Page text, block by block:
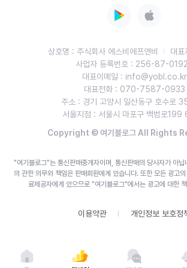
상호명 : 주식회사 에스비에프앤비
대
사업자 등록번호 : 256-87-
대표이메일 : info@yobl.co.kr
대표전화 : 070-7587-0933
주소 : 경기 고양시 일산동구 호수로
서울지점 : 서울시 마포구 백범로199
Copyright © 여기블로그 All Rights
"여기블로그"는 통신판매중개자이며, 통신판매의 당사자가 아
의 관한 의무와 책임은 판매회원에게 있습니다. 또한 모든 광고
료제공자에게 있으므로 "여기블로그"에서는 광고에 대한 책
이용약관 개인정보 보호정